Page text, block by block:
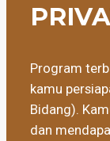
Program
kamu
Bidang).
dan